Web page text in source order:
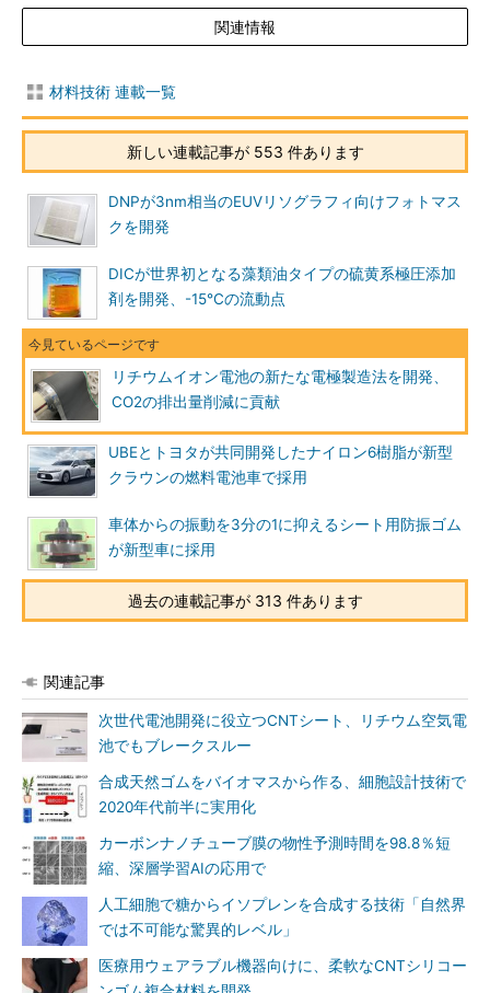
関連情報
材料技術 連載一覧
新しい連載記事が 553 件あります
DNPが3nm相当のEUVリソグラフィ向けフォトマス
クを開発
DICが世界初となる藻類油タイプの硫黄系極圧添加
剤を開発、-15℃の流動点
リチウムイオン電池の新たな電極製造法を開発、
CO2の排出量削減に貢献
UBEとトヨタが共同開発したナイロン6樹脂が新型
クラウンの燃料電池車で採用
車体からの振動を3分の1に抑えるシート用防振ゴム
が新型車に採用
過去の連載記事が 313 件あります
関連記事
次世代電池開発に役立つCNTシート、リチウム空気電
池でもブレークスルー
合成天然ゴムをバイオマスから作る、細胞設計技術で
2020年代前半に実用化
カーボンナノチューブ膜の物性予測時間を98.8％短
縮、深層学習AIの応用で
人工細胞で糖からイソプレンを合成する技術「自然界
では不可能な驚異的レベル」
医療用ウェアラブル機器向けに、柔軟なCNTシリコー